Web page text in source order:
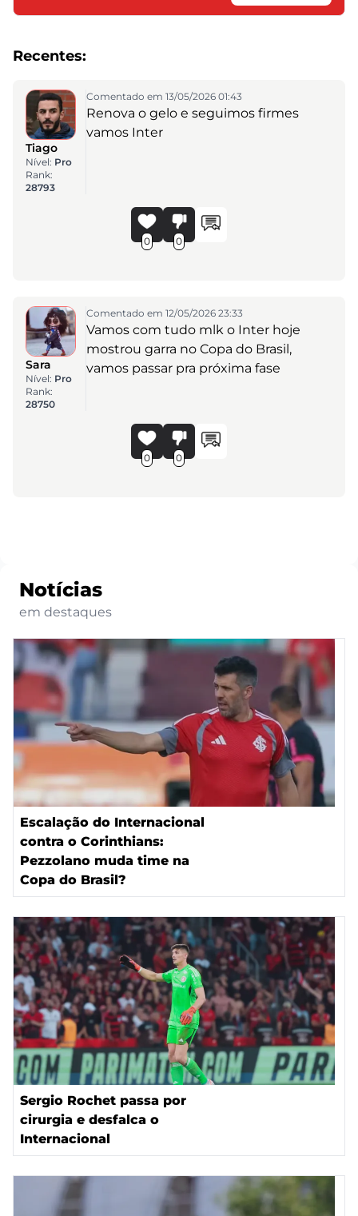
Recentes:
Tiago
Nível: Pro
Rank:
28793
Comentado em 13/05/2026 01:43
Renova o gelo e seguimos firmes
vamos Inter
0 0
Sara
Nível: Pro
Rank:
28750
Comentado em 12/05/2026 23:33
Vamos com tudo mlk o Inter hoje
mostrou garra no Copa do Brasil,
vamos passar pra próxima fase
0 0
Notícias
em destaques
Escalação do Internacional
contra o Corinthians:
Pezzolano muda time na
Copa do Brasil?
Sergio Rochet passa por
cirurgia e desfalca o
Internacional